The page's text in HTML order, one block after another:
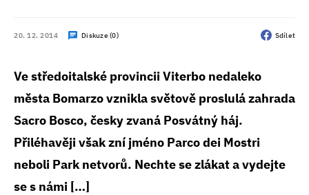
20. 12. 2014 Diskuze (0) Sdílet
Ve středoitalské provincii Viterbo nedaleko
města Bomarzo vznikla světově proslulá zahrada
Sacro Bosco, česky zvaná Posvátný háj.
Přiléhavěji však zní jméno Parco dei Mostri
neboli Park netvorů. Nechte se zlákat a vydejte
se s námi […]